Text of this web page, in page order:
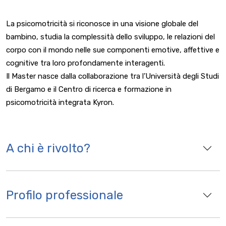
La psicomotricità si riconosce in una visione globale del
bambino, studia la complessità dello sviluppo, le relazioni del
corpo con il mondo nelle sue componenti emotive, affettive e
cognitive tra loro profondamente interagenti.
Il Master nasce dalla collaborazione tra l’Università degli Studi
di Bergamo e il Centro di ricerca e formazione in
psicomotricità integrata Kyron.
A chi è rivolto?
Profilo professionale